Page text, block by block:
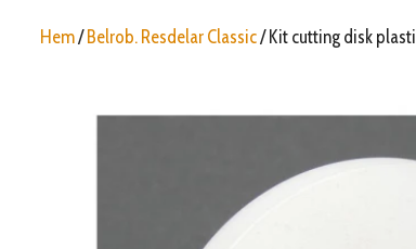
Hem/ Belrob. Resdelar Classic/ Kit cutting disk